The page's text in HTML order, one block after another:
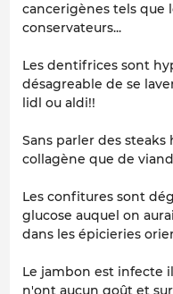
cancerigènes tels que
conservateurs...
Les dentifrices sont
désagreable de se
lidl ou aldi!!
Sans parler des
collagène que de
Les confitures sont
glucose auquel on
dans les épicieries
Le jambon est infecte
n'ont aucun goût et